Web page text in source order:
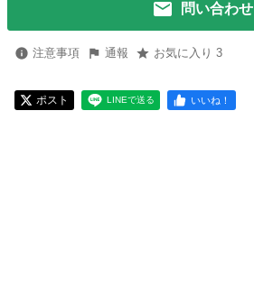
問い合わせ
注意事項 通報 お気に入り 3
ポスト LINEで送る いいね！